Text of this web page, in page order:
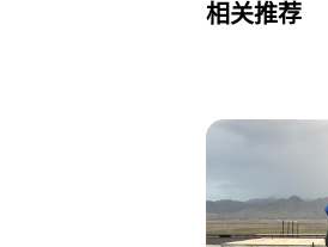
相关推荐